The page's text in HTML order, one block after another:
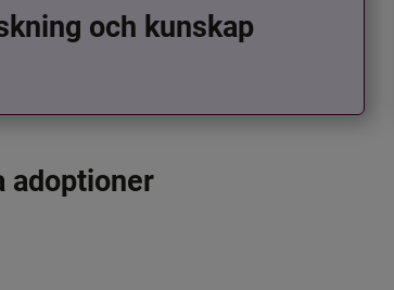
och kunskap
adoptioner